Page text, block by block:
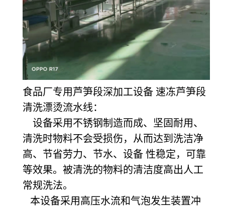
食品厂专用芦笋段深加工设备 速冻芦笋段
清洗漂烫流水线：
设备采用不锈钢制造而成、坚固耐用、
清洗时物料不会受损伤，从而达到洗洁净
高、节省劳力、节水、设备 性稳定，可靠
等效果。被清洗的物料的清洁度高出人工
常规洗法。
本设备采用高压水流和气泡发生装置冲